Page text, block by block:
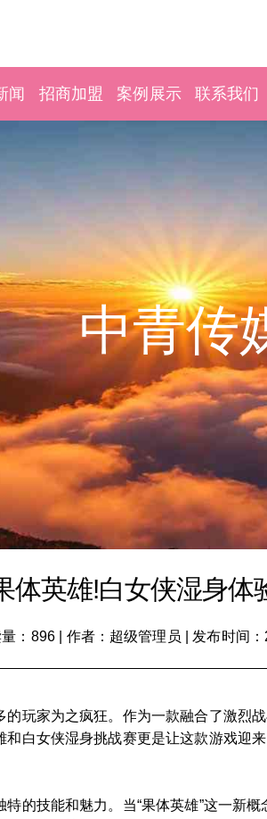
闻 招商加盟 案例展示 联系我们
中青传
体英雄!白女侠湿身体
：896 作者：超级管理员 发布时间
玩家为之疯狂。作为一款融合了激烈
白女侠湿身挑战赛更是让这款游戏迎
的技能和魅力。当“果体英雄”这一新